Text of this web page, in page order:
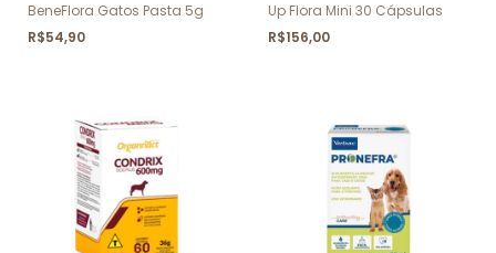
BeneFlora Gatos Pasta 5g
R$54,90
Up Flora Mini 30 Cápsulas
R$156,00